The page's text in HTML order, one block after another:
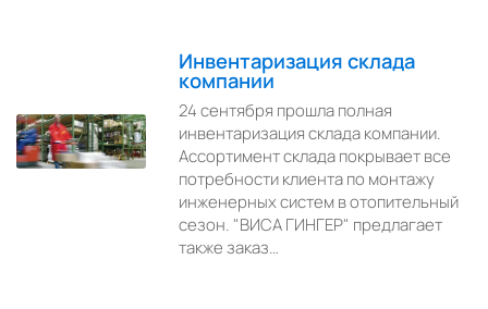
Инвентаризация склада
компании
24 сентября прошла полная
инвентаризация склада компании.
Ассортимент склада покрывает все
потребности клиента по монтажу
инженерных систем в отопительный
сезон. "ВИСА ГИНГЕР" предлагает
также заказ…